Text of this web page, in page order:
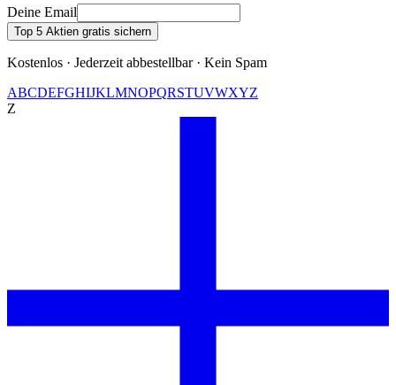
Deine Email
Top 5 Aktien gratis sichern
Kostenlos · Jederzeit abbestellbar · Kein Spam
ABCDEFGHIJKLMNOPQRSTUVWXYZ
Z